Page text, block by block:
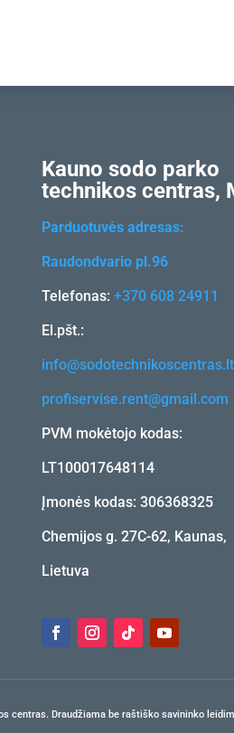
Kauno sodo parko
technikos centras,
Parduotuvės adresas:
Raudondvario pl.96
Telefonas:+370 608 24911
El.pšt.:
info@sodotechnikoscentras.lt
profiservise.rent@gmail.com
PVM mokėtojo kodas:
LT100017648114
Įmonės kodas: 306368325
Chemijos g. 27C-62, Kaunas,
Lietuva
centras. Draudžiama be raštiško savininko